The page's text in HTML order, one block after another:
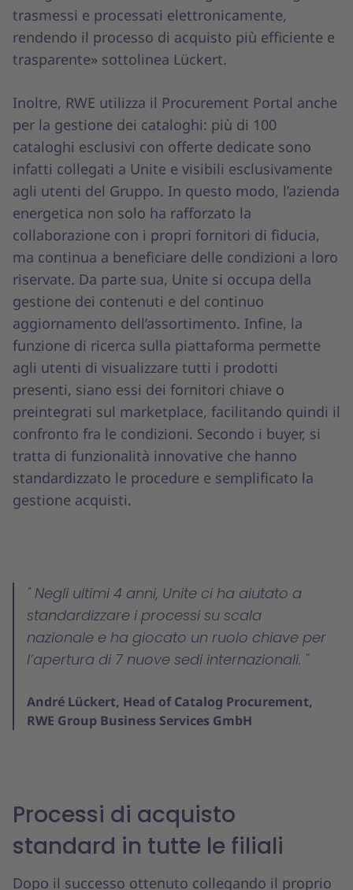
trasmessi e processati elettronicamente,
rendendo il processo di acquisto più efficiente e
trasparente» sottolinea Lückert.
Inoltre, RWE utilizza il Procurement Portal anche
per la gestione dei cataloghi: più di 100
cataloghi esclusivi con offerte dedicate sono
infatti collegati a Unite e visibili esclusivamente
agli utenti del Gruppo. In questo modo, l’azienda
energetica non solo ha rafforzato la
collaborazione con i propri fornitori di fiducia,
ma continua a beneficiare delle condizioni a loro
riservate. Da parte sua, Unite si occupa della
gestione dei contenuti e del continuo
aggiornamento dell’assortimento. Infine, la
funzione di ricerca sulla piattaforma permette
agli utenti di visualizzare tutti i prodotti
presenti, siano essi dei fornitori chiave o
preintegrati sul marketplace, facilitando quindi il
confronto fra le condizioni. Secondo i buyer, si
tratta di funzionalità innovative che hanno
standardizzato le procedure e semplificato la
gestione acquisti.
Negli ultimi 4 anni, Unite ci ha aiutato a
standardizzare i processi su scala
nazionale e ha giocato un ruolo chiave per
l’apertura di 7 nuove sedi internazionali.
André Lückert, Head of Catalog Procurement,
RWE Group Business Services GmbH
Processi di acquisto
standard in tutte le filiali
Dopo il successo ottenuto collegando il proprio